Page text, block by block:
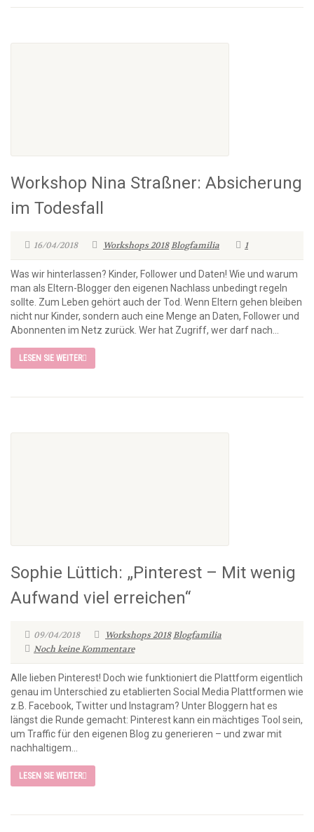
Workshop Nina Straßner: Absicherung
im Todesfall
16/04/2018 Workshops 2018Blogfamilia 1
Was wir hinterlassen? Kinder, Follower und Daten! Wie und warum
man als Eltern-Blogger den eigenen Nachlass unbedingt regeln
sollte. Zum Leben gehört auch der Tod. Wenn Eltern gehen bleiben
nicht nur Kinder, sondern auch eine Menge an Daten, Follower und
Abonnenten im Netz zurück. Wer hat Zugriff, wer darf nach...
LESEN SIE WEITER
Sophie Lüttich: „Pinterest – Mit wenig
Aufwand viel erreichen“
09/04/2018 Workshops 2018Blogfamilia
Noch keine Kommentare
Alle lieben Pinterest! Doch wie funktioniert die Plattform eigentlich
genau im Unterschied zu etablierten Social Media Plattformen wie
z.B. Facebook, Twitter und Instagram? Unter Bloggern hat es
längst die Runde gemacht: Pinterest kann ein mächtiges Tool sein,
um Traffic für den eigenen Blog zu generieren – und zwar mit
nachhaltigem...
LESEN SIE WEITER